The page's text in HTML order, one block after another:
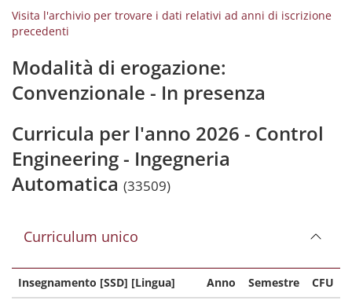
Visita l'archivio per trovare i dati relativi ad anni di iscrizione
precedenti
Modalità di erogazione:
Convenzionale - In presenza
Curricula per l'anno 2026 - Control
Engineering - Ingegneria
Automatica (33509)
Curriculum unico
Insegnamento [SSD] [Lingua] Anno Semestre
CFU